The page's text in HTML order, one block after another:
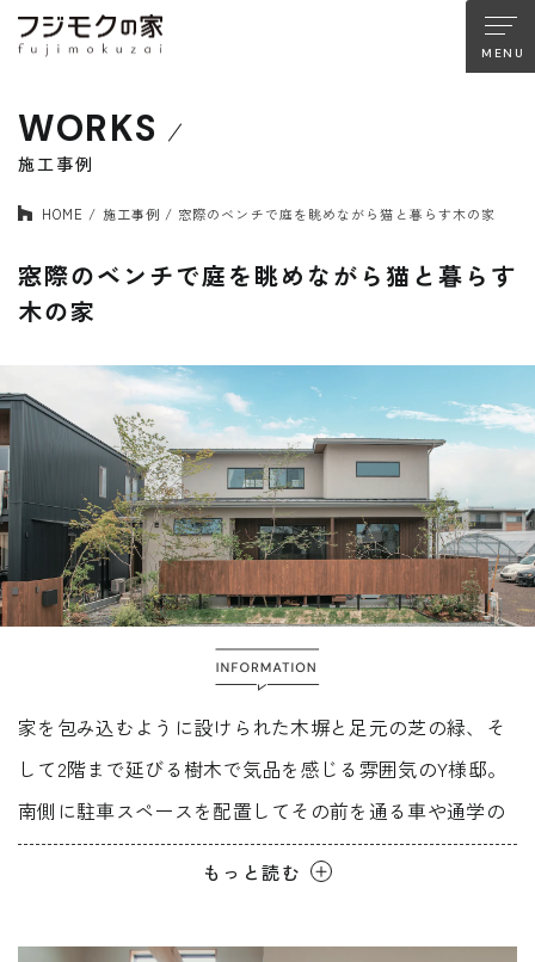
About FUJIMOKU’S HOUSE
木材へのこだわり
設計とデザイン
確かな住宅性能
品質管理
アフターサポート
Company
会社情報
スタッフ紹介
Faq
よくあるご質問
お問い合わせ
Web magazine
メルマガ登録
Works
施工事例
Interview
住まい手の声
Event
イベント情報
Blog
ブログ
ショールーム
紹介
Modelhouse
モデルハウス
WORKS
施工事例
HOME 施工事例 窓際のベンチで庭を眺めながら猫と暮らす木の家
窓際のベンチで庭を眺めながら猫と暮らす
木の家
家を包み込むように設けられた木塀と足元の芝の緑、そ
して2階まで延びる樹木で気品を感じる雰囲気のY様邸。
南側に駐車スペースを配置してその前を通る車や通学の
歩行者からプライベートの距離を保っている。 Y様のご
もっと読む